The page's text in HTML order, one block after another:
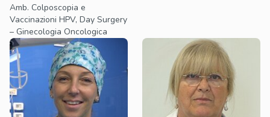
Amb. Colposcopia e
Vaccinazioni HPV, Day Surgery
– Ginecologia Oncologica